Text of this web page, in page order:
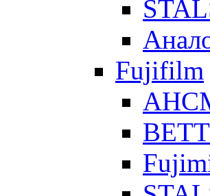
Fujifilm